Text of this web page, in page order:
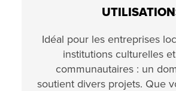
Idéal pour les entreprises
institutions culturelles
communautaires : un
soutient divers projets. Que